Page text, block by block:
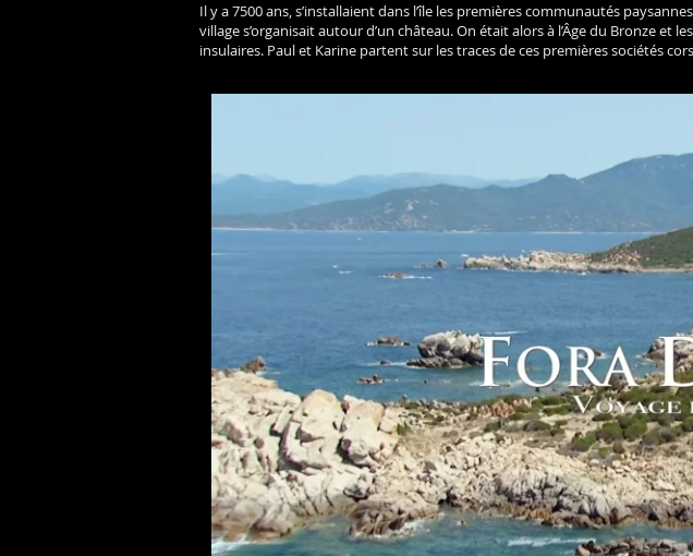
Il y a 7500 ans, s’installaient dans l’île les premières communautés
village s’organisait autour d’un château. On était alors à l’Âge du Bronze
insulaires. Paul et Karine partent sur les traces de ces premières sociétés